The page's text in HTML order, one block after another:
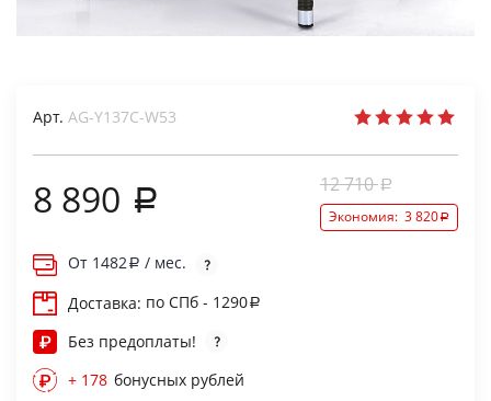
Арт. AG-Y137C-W53
8 890 12 710
Экономия: 3 820
От 1482
/ мес.
Доставка: по СПб - 1290
Без предоплаты!
+ 178 бонусных рублей